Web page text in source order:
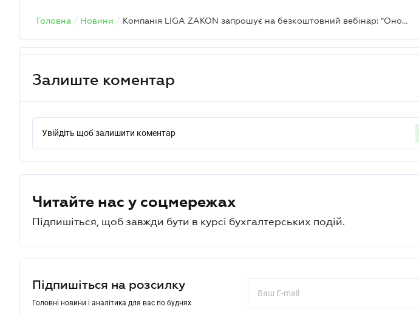
Головна / Новини / Компанія LIGA ZAKON запрошує на безкоштовний вебінар: "Оновлені правила мобілізації та військового обліку: що повинен знати роботодавець?".
Залиште коментар
Увійдіть щоб залишити коментар
Читайте нас у соцмережах
Підпишіться, щоб завжди бути в курсі бухгалтерських подій.
Підпишіться на розсилку
Головні новини і аналітика для вас по буднях